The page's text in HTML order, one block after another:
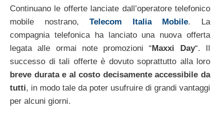
Continuano le offerte lanciate dall’operatore telefonico
mobile nostrano,Telecom Italia Mobile. La
compagnia telefonica ha lanciato una nuova offerta
legata alle ormai note promozioni “Maxxi Day“. Il
successo di tali offerte è dovuto soprattutto alla loro
breve durata e al costo decisamente accessibile da
tutti, in modo tale da poter usufruire di grandi vantaggi
per alcuni giorni.